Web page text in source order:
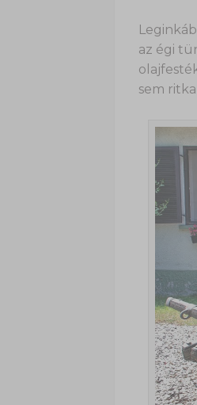
az égi
sem